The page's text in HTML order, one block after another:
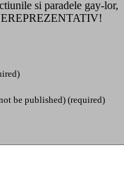
si paradele gay-lor,
be published) (required)